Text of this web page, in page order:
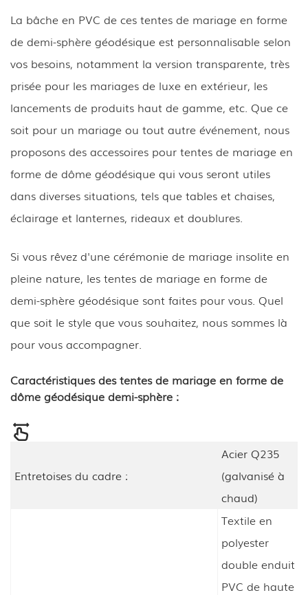
La bâche en PVC de ces tentes de mariage en forme
de demi-sphère géodésique est personnalisable selon
vos besoins, notamment la version transparente, très
prisée pour les mariages de luxe en extérieur, les
lancements de produits haut de gamme, etc. Que ce
soit pour un mariage ou tout autre événement, nous
proposons des accessoires pour tentes de mariage en
forme de dôme géodésique qui vous seront utiles
dans diverses situations, tels que tables et chaises,
éclairage et lanternes, rideaux et doublures.
Si vous rêvez d'une cérémonie de mariage insolite en
pleine nature, les tentes de mariage en forme de
demi-sphère géodésique sont faites pour vous. Quel
que soit le style que vous souhaitez, nous sommes là
pour vous accompagner.
Caractéristiques des tentes de mariage en forme de
dôme géodésique demi-sphère :
Entretoises du cadre :
Acier Q235
(galvanisé à
chaud)
Textile en
polyester
double enduit
PVC de haute